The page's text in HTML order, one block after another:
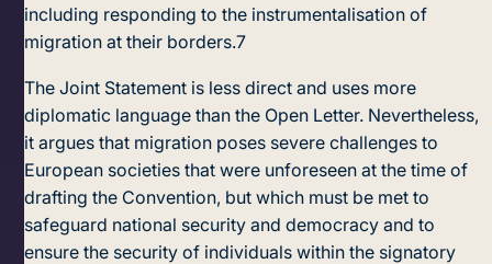
including responding to the instrumentalisation of
migration at their borders.7
The Joint Statement is less direct and uses more
diplomatic language than the Open Letter. Nevertheless,
it argues that migration poses severe challenges to
European societies that were unforeseen at the time of
drafting the Convention, but which must be met to
safeguard national security and democracy and to
ensure the security of individuals within the signatory